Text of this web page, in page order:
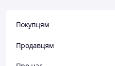
Покупцям
Продавцям